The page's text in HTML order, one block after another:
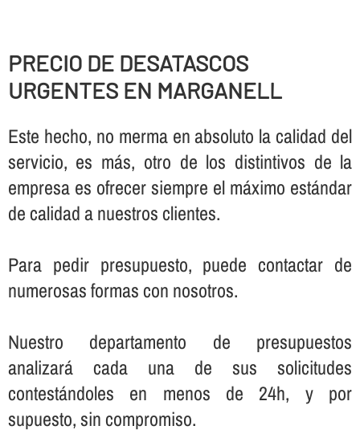
PRECIO DE DESATASCOS
URGENTES EN MARGANELL
Este hecho, no merma en absoluto la calidad del
servicio, es más, otro de los distintivos de la
empresa es ofrecer siempre el máximo estándar
de calidad a nuestros clientes.
Para pedir presupuesto, puede contactar de
numerosas formas con nosotros.
Nuestro departamento de presupuestos
analizará cada una de sus solicitudes
contestándoles en menos de 24h, y por
supuesto, sin compromiso.